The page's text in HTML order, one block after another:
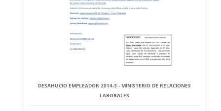
DESAHUCIO EMPLEADOR 2014-3 - MINISTERIO DE RELACIONES
LABORALES